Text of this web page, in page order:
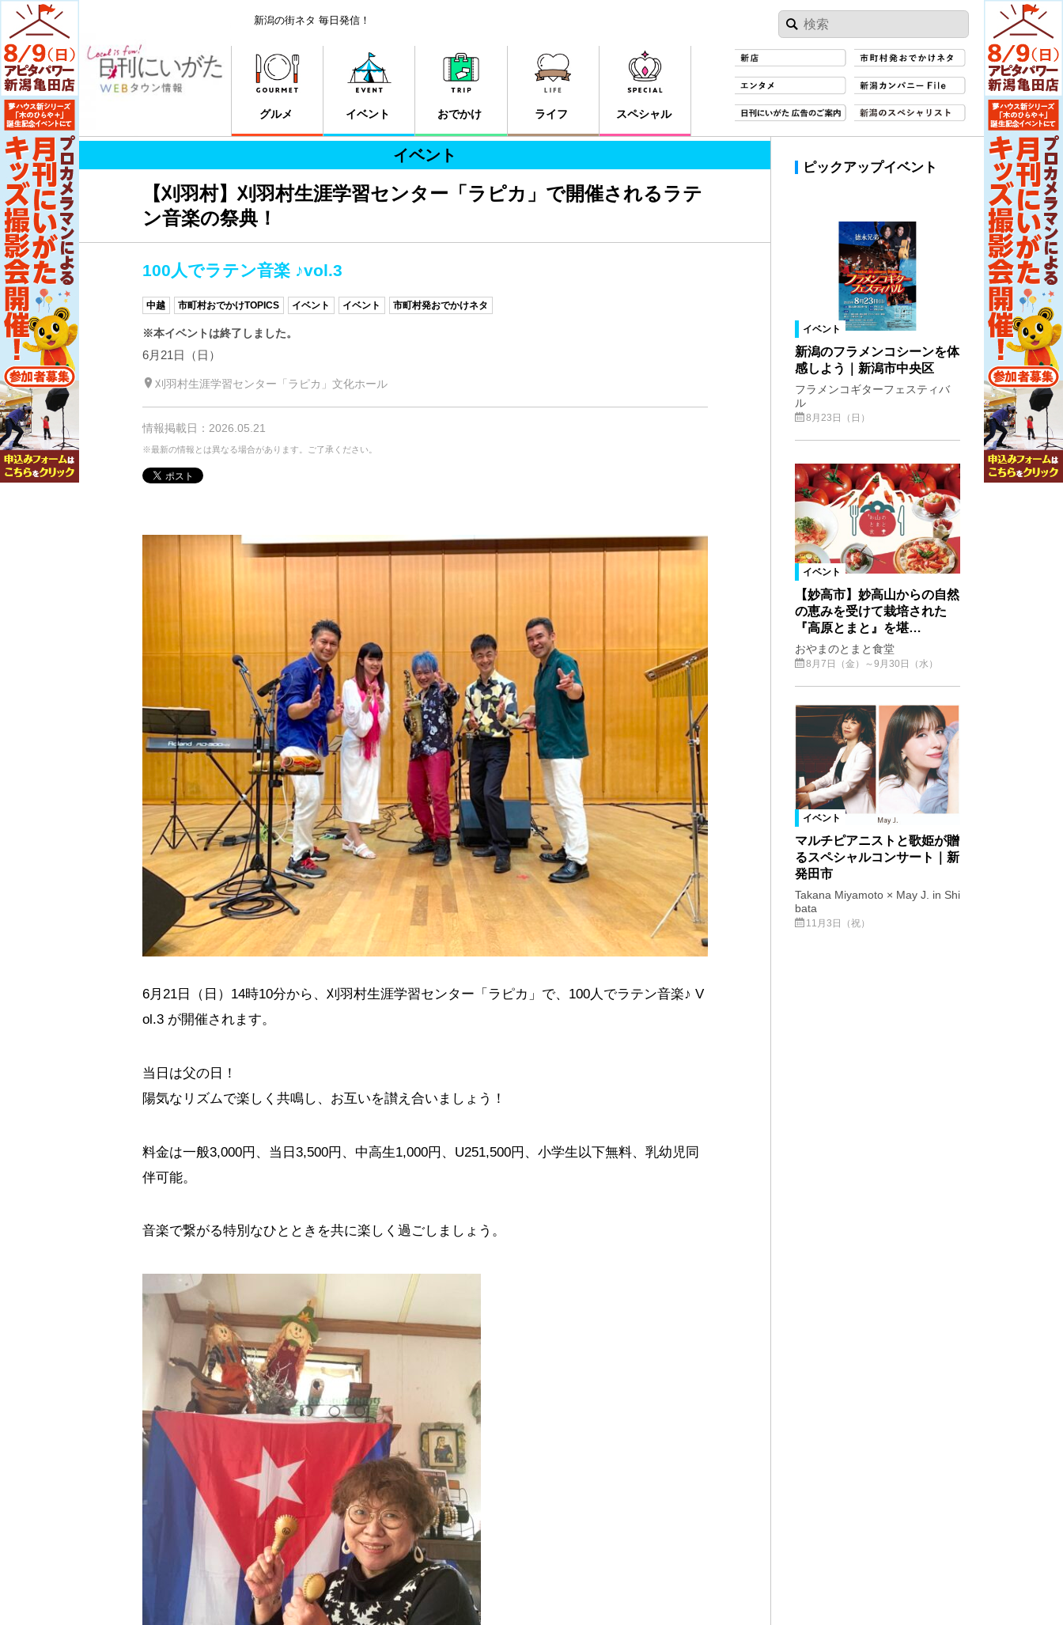
新潟の街ネタ 毎日発信！
グルメ イベント おでかけ ライフ スペシャル
イベント
【刈羽村】刈羽村生涯学習センター「ラピカ」で開催されるラテ
ン音楽の祭典！
100人でラテン音楽 ♪vol.3
中越 市町村おでかけTOPICS イベント イベント 市町村発おでかけネタ
※本イベントは終了しました。
6月21日（日）
刈羽村生涯学習センター「ラピカ」文化ホール
情報掲載日：2026.05.21
※最新の情報とは異なる場合があります。ご了承ください。
6月21日（日）14時10分から、刈羽村生涯学習センター「ラピカ」で、100人でラテン音楽♪ V
ol.3 が開催されます。
当日は父の日！
陽気なリズムで楽しく共鳴し、お互いを讃え合いましょう！
料金は一般3,000円、当日3,500円、中高生1,000円、U251,500円、小学生以下無料、乳幼児同
伴可能。
音楽で繋がる特別なひとときを共に楽しく過ごしましょう。
ピックアップイベント
イベント
新潟のフラメンコシーンを体
感しよう｜新潟市中央区
フラメンコギターフェスティバ
ル
8月23日（日）
イベント
【妙高市】妙高山からの自然
の恵みを受けて栽培された
『高原とまと』を堪…
おやまのとまと食堂
8月7日（金）～9月30日（水）
イベント
マルチピアニストと歌姫が贈
るスペシャルコンサート｜新
発田市
Takana Miyamoto × May J. in Shi
bata
11月3日（祝）